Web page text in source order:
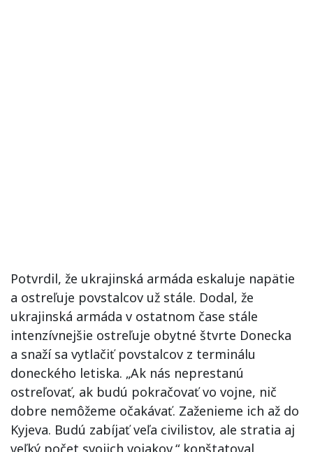
Potvrdil, že ukrajinská armáda eskaluje napätie
a ostreľuje povstalcov už stále. Dodal, že
ukrajinská armáda v ostatnom čase stále
intenzívnejšie ostreľuje obytné štvrte Donecka
a snaží sa vytlačiť povstalcov z terminálu
doneckého letiska. „Ak nás neprestanú
ostreľovať, ak budú pokračovať vo vojne, nič
dobre nemôžeme očakávať. Zaženieme ich až do
Kyjeva. Budú zabíjať veľa civilistov, ale stratia aj
veľký počet svojich vojakov,“ konštatoval